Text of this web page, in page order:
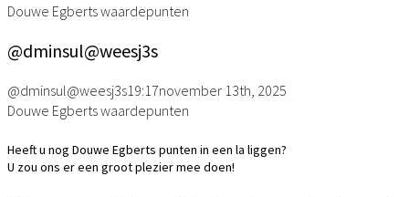
Douwe Egberts waardepunten
@dminsul@weesj3s
@dminsul@weesj3s19:17november 13th, 2025
Douwe Egberts waardepunten
Heeft u nog Douwe Egberts punten in een la liggen?
U zou ons er een groot plezier mee doen!